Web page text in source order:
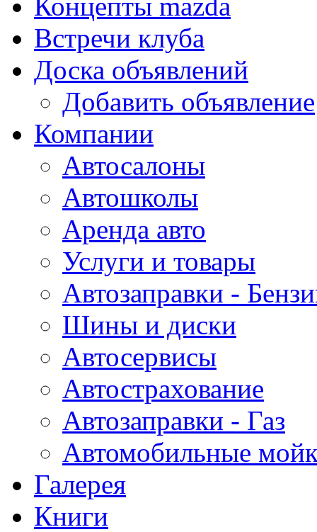
Встречи клуба
Доска объявлений
Добавить объявление
Компании
Автосалоны
Автошколы
Аренда авто
Услуги и товары
Автозаправки -
Шины и диски
Автосервисы
Автострахование
Автозаправки - Газ
Автомобильные
Галерея
Книги